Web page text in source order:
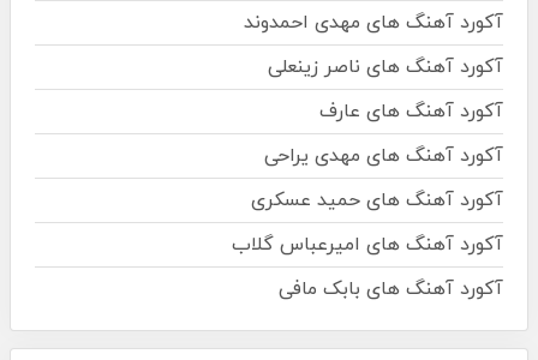
آکورد آهنگ های مهدی احمدوند
آکورد آهنگ های ناصر زینعلی
آکورد آهنگ های عارف
آکورد آهنگ های مهدی یراحی
آکورد آهنگ های حمید عسکری
آکورد آهنگ های امیرعباس گلاب
آکورد آهنگ های بابک مافی